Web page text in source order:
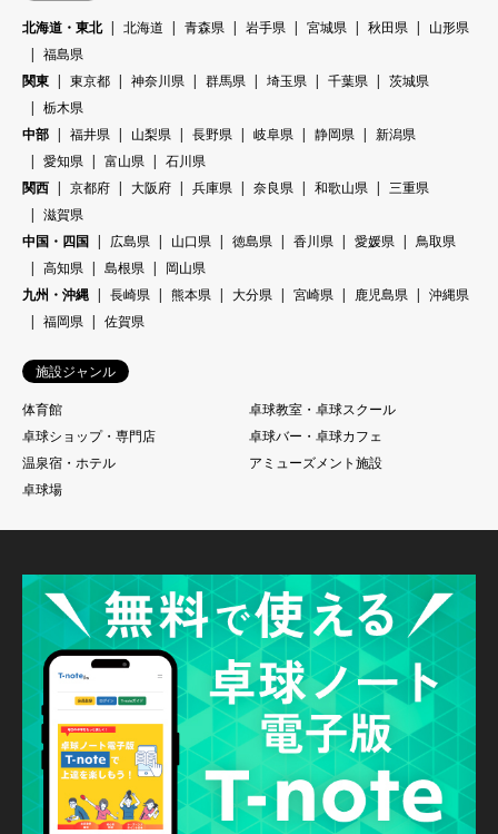
北海道・東北
北海道 青森県 岩手県 宮城県 秋田県
山形県
福島県
関東
東京都 神奈川県 群馬県 埼玉県 千葉県
茨城県
栃木県
中部
福井県 山梨県 長野県 岐阜県 静岡県
新潟県
愛知県
富山県
石川県
関西
京都府 大阪府 兵庫県 奈良県 和歌山県
三重県
滋賀県
中国・四国
広島県 山口県 徳島県 香川県 愛媛県
鳥取県
高知県
島根県
岡山県
九州・沖縄
長崎県 熊本県 大分県 宮崎県 鹿児島県
沖縄県
福岡県
佐賀県
施設ジャンル
体育館
卓球教室・卓球スクール
卓球ショップ・専門店
卓球バー・卓球カフェ
温泉宿・ホテル
アミューズメント施設
卓球場